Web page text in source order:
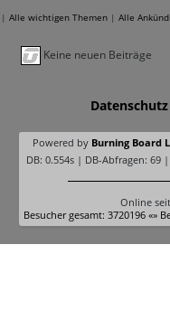
| Alle wichtigen Themen | Alle
Keine neuen Beiträge
Datenschutz
Powered by Burning Board
DB: 0.554s | DB-Abfragen: 69
Online
Besucher gesamt: 3720196 «»